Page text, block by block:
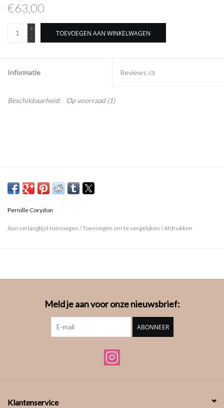
€63,00
+
-
TOEVOEGEN AAN WINKELWAGEN
Informatie Reviews (0)
Beschikbaarheid: Op voorraad(1)
Pernille Corydon
Aan verlanglijst toevoegen /Toevoegen om te vergelijken /Afdrukken
Meld je aan voor onze nieuwsbrief:
ABONNEER
Klantenservice